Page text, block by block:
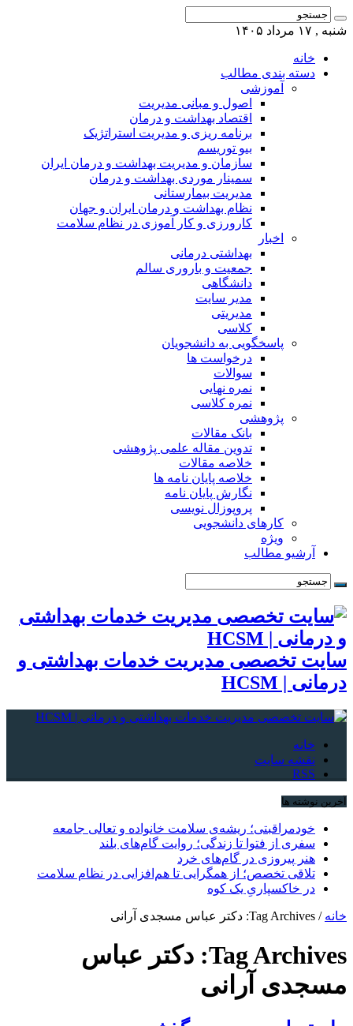
شنبه , ۱۷ مرداد ۱۴۰۵
خانه
دسته بندی مطالب
آموزشی
اصول و مبانی مدیریت
اقتصاد بهداشت و درمان
برنامه ریزی و مدیریت استراتژیک
بیو توریسم
سازمان و مدیریت بهداشت و درمان ایران
سمینار موردی بهداشت و درمان
مدیریت بیمارستانی
نظام بهداشت و درمان ایران و جهان
کارورزی و کار آموزی در نظام سلامت
اخبار
بهداشتی درمانی
جمعیت و باروری سالم
دانشگاهی
مدیر سایت
مدیریتی
کلاسی
پاسخگویی به دانشجویان
درخواست ها
سوالات
نمره نهایی
نمره کلاسی
پژوهشی
بانک مقالات
تدوین مقاله علمی پژوهشی
خلاصه مقالات
خلاصه پایان نامه ها
نگارش پایان نامه
پروپوزال نویسی
کارهای دانشجویی
ویژه
آرشیو مطالب
سایت تخصصی مدیریت خدمات بهداشتی و
درمانی | HCSM
خانه
نقشه سایت
RSS
آخرین نوشته ها
خودمراقبتی؛ ریشه‌ی سلامت خانواده و تعالی جامعه
سفری از فتوا تا زندگی؛ روایت گام‌های بلند
هنر پیروزی در گام‌های خرد
تلاقی تخصص؛ از همگرایی تا هم‌افزایی در نظام سلامت
در خاکسپاریِ یک کوه
خانه / Tag Archives: دکتر عباس مسجدی آرانی
Tag Archives: دکتر عباس
مسجدی آرانی